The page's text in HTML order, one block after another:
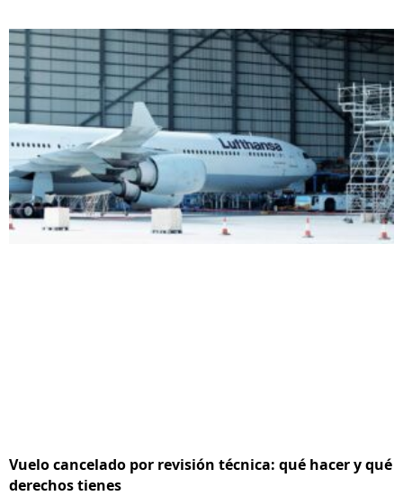
Vuelo cancelado por revisión técnica: qué hacer y qué
derechos tienes